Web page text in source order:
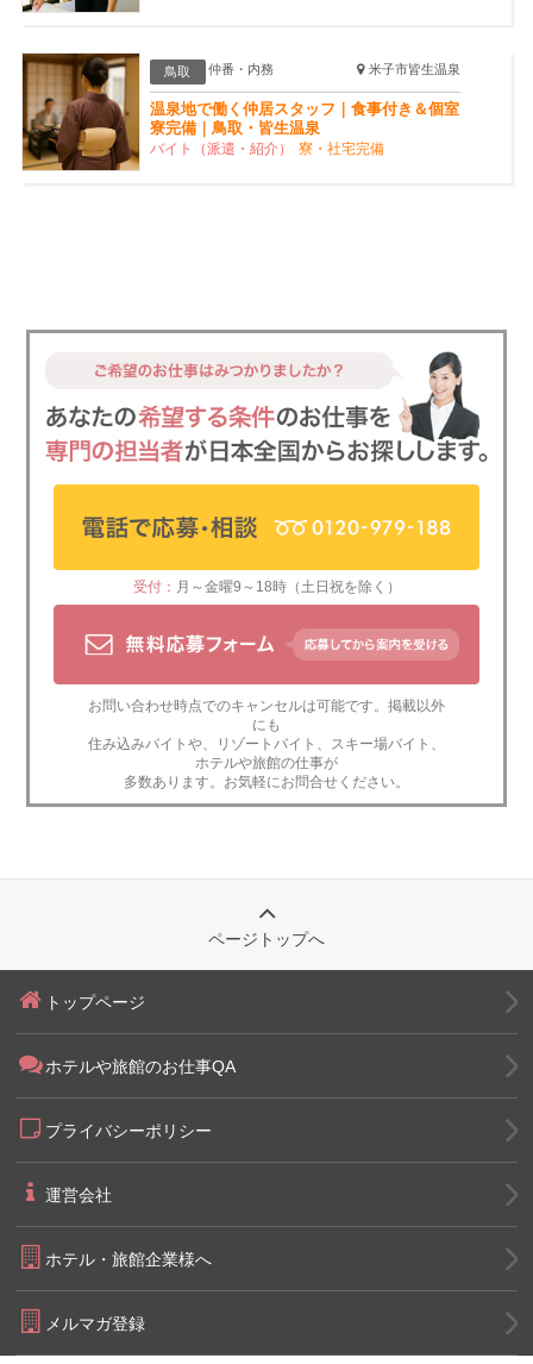
鳥取 仲番・内務 米子市皆生温泉
温泉地で働く仲居スタッフ｜食事付き＆個室
寮完備｜鳥取・皆生温泉
バイト（派遣・紹介） 寮・社宅完備
受付： 月～金曜9～18時（土日祝を除く）
お問い合わせ時点でのキャンセルは可能です。掲載以外
にも
住み込みバイト や、 リゾートバイト スキー場バイト
ホテルや旅館の仕事が
多数あります。お気軽にお問合せください。
ページトップへ
トップページ
ホテルや旅館のお仕事QA
プライバシーポリシー
運営会社
ホテル・旅館企業様へ
メルマガ登録